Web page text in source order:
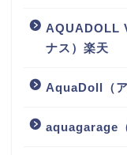
AQUADOLL
ナス）楽天
AquaDoll（
aquagarage